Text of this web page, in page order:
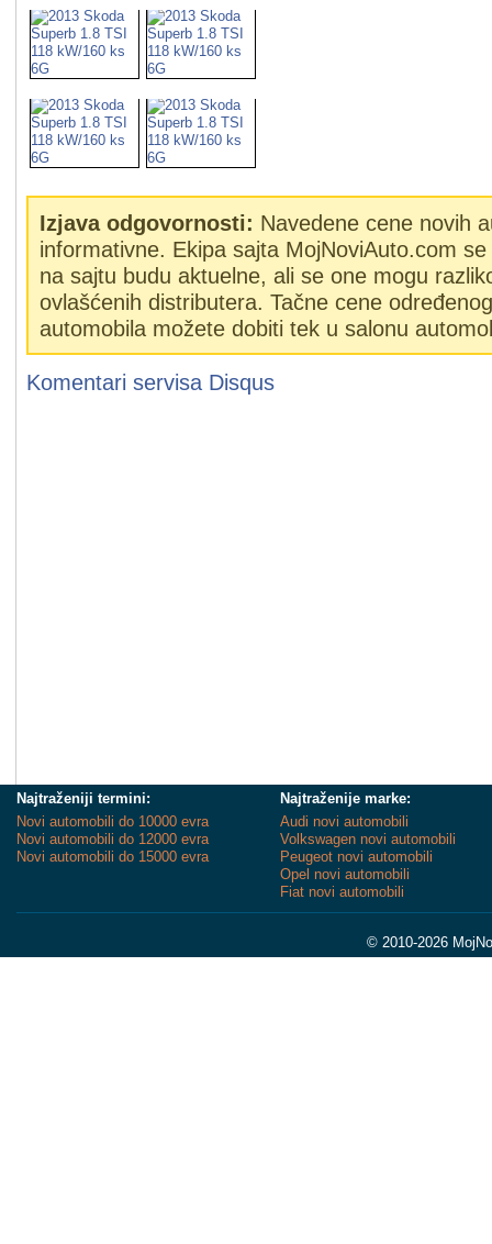
Izjava odgovornosti: Navedene cene novih
informativne. Ekipa sajta MojNoviAuto.com
na sajtu budu aktuelne, ali se one mogu
ovlašćenih distributera. Tačne cene
automobila možete dobiti tek u salonu
Komentari servisa Disqus
Najtraženiji termini:
Novi automobili do 10000 evra
Novi automobili do 12000 evra
Novi automobili do 15000 evra
Najtraženije marke:
Audi novi automobili
Volkswagen novi automobili
Peugeot novi automobili
Opel novi automobili
Fiat novi automobili
© 2010-2026